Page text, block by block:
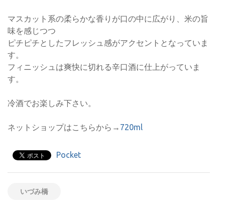
マスカット系の柔らかな香りが口の中に広がり、米の旨
味を感じつつ
ピチピチとしたフレッシュ感がアクセントとなっていま
す。
フィニッシュは爽快に切れる辛口酒に仕上がっていま
す。
冷酒でお楽しみ下さい。
ネットショップはこちらから→ 720ml
Pocket
いづみ橋